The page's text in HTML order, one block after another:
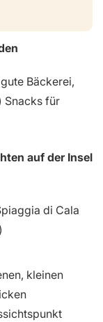
Bäckerei,
Snacks für
auf der Insel
di Cala
kleinen